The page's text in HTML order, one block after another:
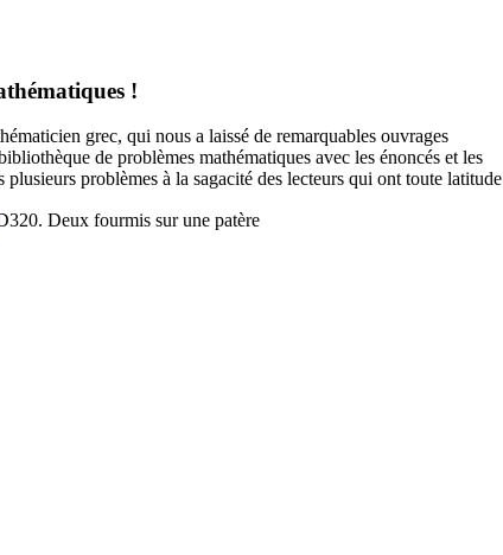
!
grec, qui nous a laissé de remarquables ouvrages
de problèmes mathématiques avec les énoncés et les
problèmes à la sagacité des lecteurs qui ont toute latitude
Deux fourmis sur une patère